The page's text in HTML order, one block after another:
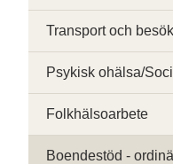
Transport och besök
Psykisk ohälsa/
Folkhälsoarbete
Boendestöd -